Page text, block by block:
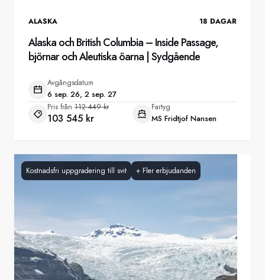
ALASKA 18 DAGAR
Alaska och British Columbia – Inside Passage,
björnar och Aleutiska öarna | Sydgående
Avgångsdatum
6 sep. 26, 2 sep. 27
Pris från 112 449 kr
103 545 kr
Fartyg
MS Fridtjof Nansen
Kostnadsfri uppgradering till svit + Fler erbjudanden